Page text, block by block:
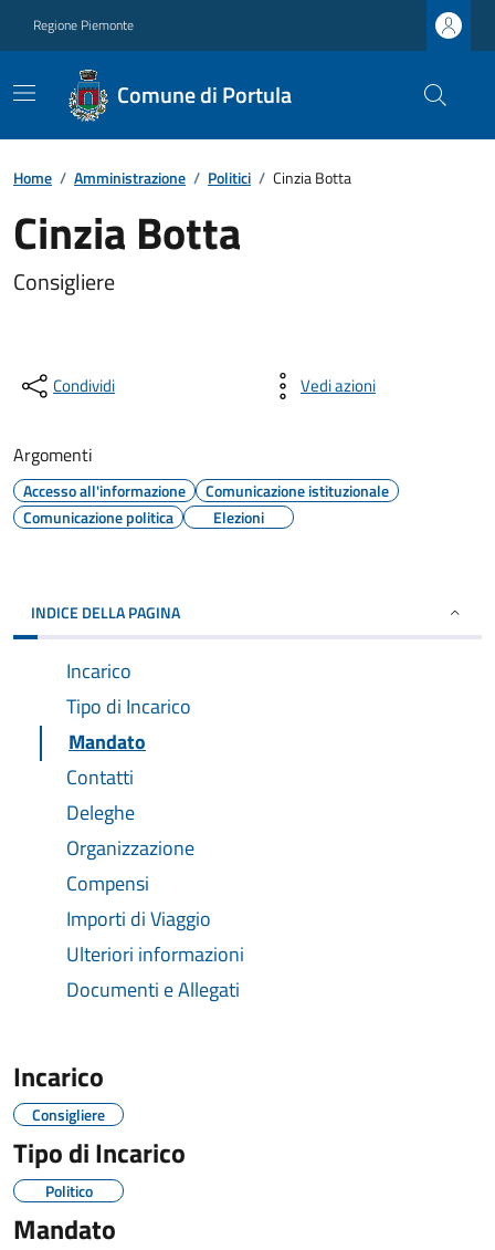
Regione Piemonte
Comune di Portula
Home / Amministrazione / Politici / Cinzia Botta
Cinzia Botta
Consigliere
Condividi Vedi azioni
Argomenti
Accesso all'informazione
Comunicazione istituzionale
Comunicazione politica
Elezioni
INDICE DELLA PAGINA
Incarico
Tipo di Incarico
Mandato
Contatti
Deleghe
Organizzazione
Compensi
Importi di Viaggio
Ulteriori informazioni
Documenti e Allegati
Incarico
Consigliere
Tipo di Incarico
Politico
Mandato